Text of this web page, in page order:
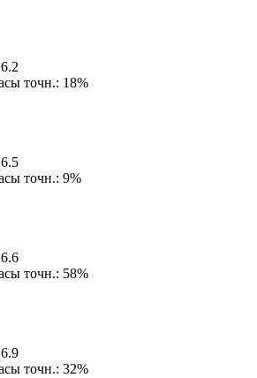
6.2
точн.: 18%
6.5
точн.: 9%
6.6
точн.: 58%
6.9
точн.: 32%